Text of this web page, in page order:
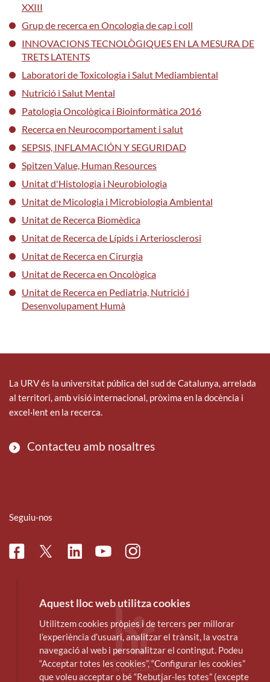
XXIII
Grup de recerca en Oncologia de cap i coll
INNOVACIONS TECNOLÒGIQUES EN LA MESURA DE
TRETS LATENTS
Laboratori de Toxicologia i Salut Mediambiental
Nutrició i Salut Mental
Patologia Oncològica i Bioinformàtica 2016
Recerca en Neurocomportament i salut
SEPSIS, INFLAMACIÓN Y SEGURIDAD
Spitzen Value, Human Resources
Unitat d'Histologia i Neurobiologia
Unitat de Micologia i Microbiologia Ambiental
Unitat de Recerca Biomèdica
Unitat de Recerca de Lípids i Arteriosclerosi
Unitat de Recerca en Cirurgia
Unitat de Recerca en Oncològica
Unitat de Recerca en Pediatria, Nutrició i
Desenvolupament Humà
La URV és la universitat pública del sud de Catalunya, arrelada
al territori, amb visió internacional, pròxima en la docència i
excel·lent en la recerca.
Contacteu amb nosaltres
Seguiu-nos
FacebookTwitterLinkedinYoutubeInstagram
Aquest lloc web utilitza cookies
Utilitzem cookies pròpies i de tercers per millorar
l’experiència d’usuari, analitzar el trànsit, la vostra
navegació al web i personalitzar el contingut. Podeu
“Acceptar totes les cookies”, “Configurar les cookies”
que voleu acceptar o bé “Rebutjar-les totes” (excepte